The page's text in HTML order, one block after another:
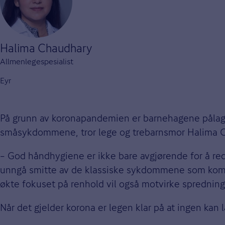
Halima Chaudhary
Allmenlegespesialist
Eyr
På grunn av koronapandemien er barnehagene
småsykdommene, tror lege og trebarnsmor Halima
– God håndhygiene er ikke bare avgjørende for å
unngå smitte av de klassiske sykdommene som
økte fokuset på renhold vil også motvirke
Når det gjelder korona er legen klar på at ingen